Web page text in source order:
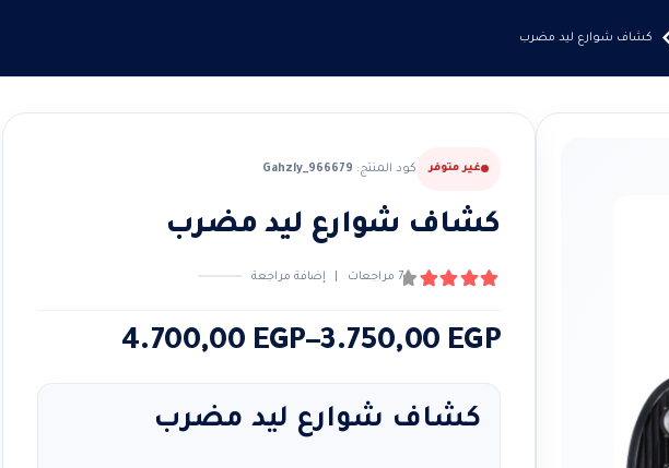
كشاف شوارع ليد مضرب
غير متوفر كود المنتج: Gahzly_966679
كشاف شوارع ليد مضرب
7 مراجعات إضافة مراجعة
3.750,00 EGP
–
4.700,00 EGP
نطاق
من
كشاف شوارع ليد مضرب